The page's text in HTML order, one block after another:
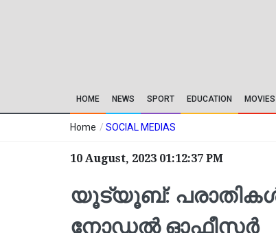
HOME NEWS SPORT EDUCATION MOVIES
Home / SOCIAL MEDIAS
10 August, 2023 01:12:37 PM
യൂട്യൂബ്: പരാതികള്‍
നോഡല്‍ ഓഫീസര്‍